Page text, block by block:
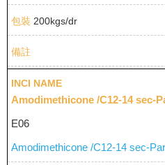
200kgs/dr
Amodimethicone /C12-14 sec-
E06
Amodimethicone /C12-14 sec-